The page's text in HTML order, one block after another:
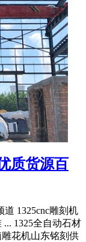
质货源百
1325cnc雕刻机
1325全自动石材
花机山东铭刻供